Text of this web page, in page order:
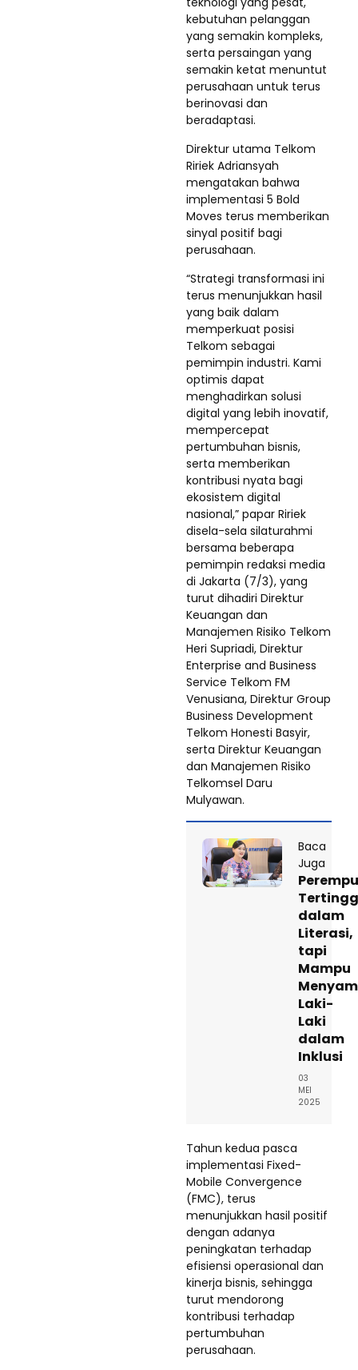
kebutuhan pelanggan
yang semakin kompleks,
serta persaingan yang
semakin ketat menuntut
perusahaan untuk terus
berinovasi dan
beradaptasi.
Direktur utama Telkom
Ririek Adriansyah
mengatakan bahwa
implementasi 5 Bold
Moves terus memberikan
sinyal positif bagi
perusahaan.
“Strategi transformasi ini
terus menunjukkan hasil
yang baik dalam
memperkuat posisi
Telkom sebagai
pemimpin industri. Kami
optimis dapat
menghadirkan solusi
digital yang lebih inovatif,
mempercepat
pertumbuhan bisnis,
serta memberikan
kontribusi nyata bagi
ekosistem digital
nasional,” papar Ririek
disela-sela silaturahmi
bersama beberapa
pemimpin redaksi media
di Jakarta (7/3), yang
turut dihadiri Direktur
Keuangan dan
Manajemen Risiko Telkom
Heri Supriadi, Direktur
Enterprise and Business
Service Telkom FM
Venusiana, Direktur Group
Business Development
Telkom Honesti Basyir,
serta Direktur Keuangan
dan Manajemen Risiko
Telkomsel Daru
Mulyawan.
Baca
Juga
dalam
Literasi,
tapi
Mampu
Laki-
Laki
dalam
Inklusi
03
MEI
2025
Tahun kedua pasca
implementasi Fixed-
Mobile Convergence
(FMC), terus
menunjukkan hasil positif
dengan adanya
peningkatan terhadap
efisiensi operasional dan
kinerja bisnis, sehingga
turut mendorong
kontribusi terhadap
pertumbuhan
perusahaan.